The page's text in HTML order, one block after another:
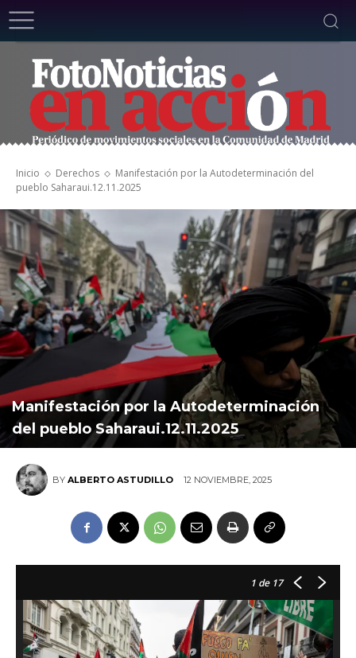
Inicio Derechos
Manifestación por la Autodeterminación del
pueblo Saharaui.12.11.2025
Manifestación por la Autodeterminación
del pueblo Saharaui.12.11.2025
BY ALBERTO ASTUDILLO 12 NOVIEMBRE, 2025
1 de 17